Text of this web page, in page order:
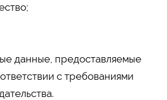
данные, предоставляемые
с требованиями